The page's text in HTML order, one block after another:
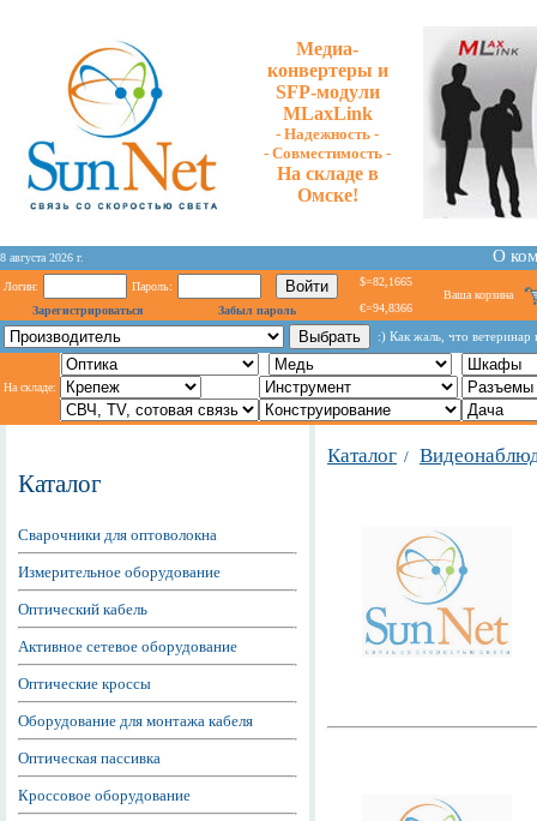
Медиа-
конвертеры и
SFP-модули
MLaxLink
- Надежность -
- Cовместимость -
На складе в
Омске!
8 августа 2026 г. О
Логин:
Пароль:
Зарегистрироваться
Забыл пароль
$=82,1665
€=94,8366
Ваша корзина
:) Как жаль, что ветеринар
На складе:
Каталог
Сварочники для оптоволокна
Измерительное оборудование
Оптический кабель
Активное сетевое оборудование
Оптические кроссы
Оборудование для монтажа кабеля
Оптическая пассивка
Кроссовое оборудование
Каталог /